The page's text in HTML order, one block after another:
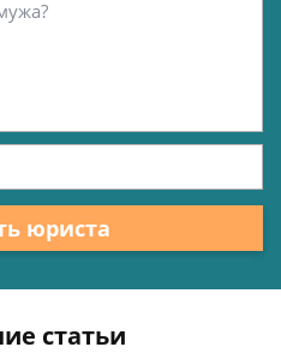
юриста
статьи